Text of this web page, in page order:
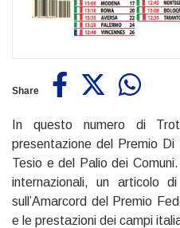
Share
In questo numero di
presentazione del Premio
Tesio e del Palio dei
internazionali, un articolo
sull’Amarcord del Premio
e le prestazioni dei campi